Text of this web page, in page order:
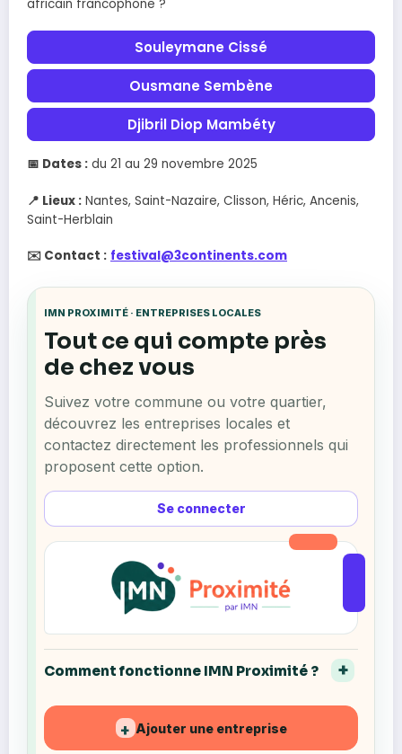
africain francophone ?
Souleymane Cissé
Ousmane Sembène
Djibril Diop Mambéty
📅 Dates : du 21 au 29 novembre 2025
📍 Lieux : Nantes, Saint-Nazaire, Clisson, Héric, Ancenis,
Saint-Herblain
✉️ Contact : festival@3continents.com
IMN PROXIMITÉ · ENTREPRISES LOCALES
Se connecter
Tout ce qui compte près
de chez vous
Suivez votre commune ou votre quartier,
découvrez les entreprises locales et
contactez directement les professionnels qui
proposent cette option.
Comment fonctionne IMN Proximité ?
+ Ajouter une entreprise